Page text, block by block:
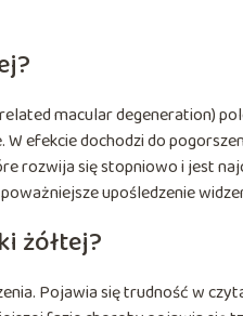
macular degeneration)
efekcie dochodzi do
rozwija się stopniowo i jest
upośledzenie
żółtej?
Pojawia się trudność w